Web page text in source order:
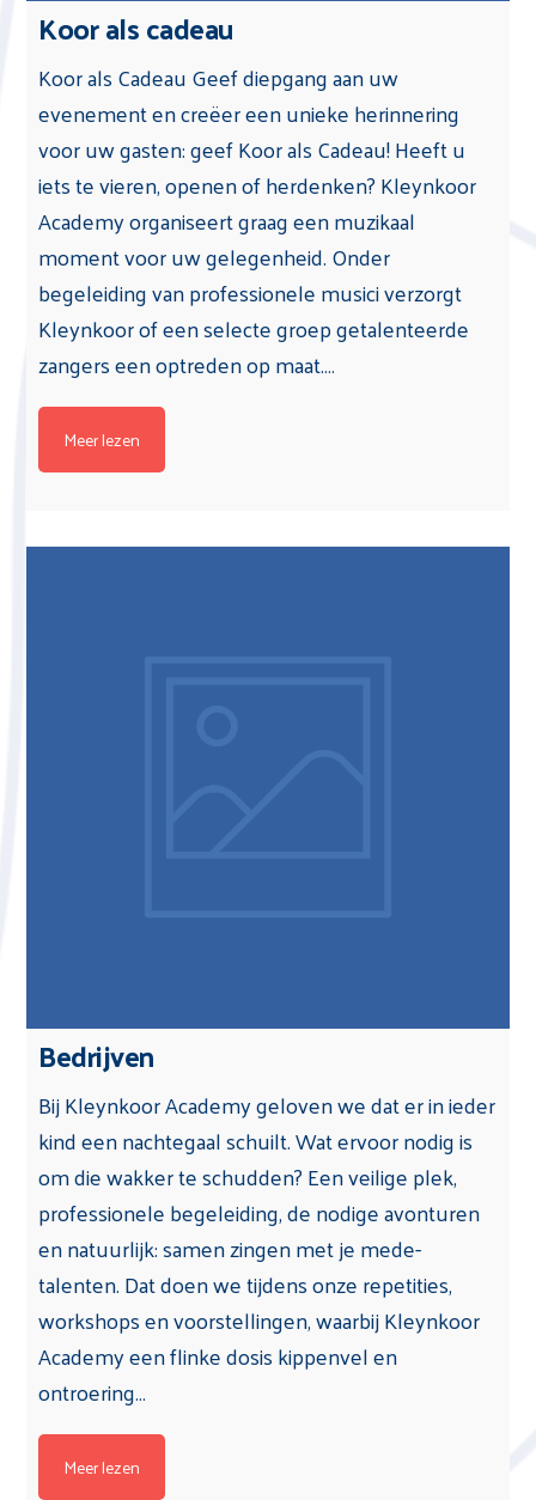
Koor als cadeau
Koor als Cadeau Geef diepgang aan uw
evenement en creëer een unieke herinnering
voor uw gasten: geef Koor als Cadeau! Heeft u
iets te vieren, openen of herdenken? Kleynkoor
Academy organiseert graag een muzikaal
moment voor uw gelegenheid. Onder
begeleiding van professionele musici verzorgt
Kleynkoor of een selecte groep getalenteerde
zangers een optreden op maat.…
Meer lezen
Bedrijven
Bij Kleynkoor Academy geloven we dat er in ieder
kind een nachtegaal schuilt. Wat ervoor nodig is
om die wakker te schudden? Een veilige plek,
professionele begeleiding, de nodige avonturen
en natuurlijk: samen zingen met je mede-
talenten. Dat doen we tijdens onze repetities,
workshops en voorstellingen, waarbij Kleynkoor
Academy een flinke dosis kippenvel en
ontroering…
Meer lezen